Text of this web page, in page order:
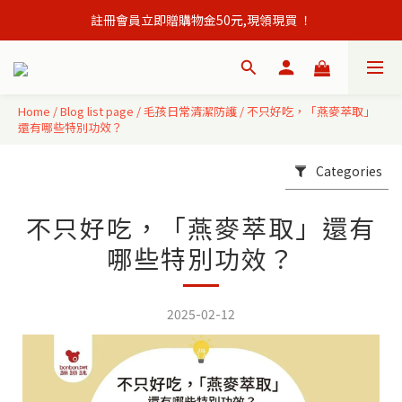
會員單筆訂單滿500元免運出貨！
註冊會員立即贈購物金50元,現領現買 ！
會員單筆訂單滿500元免運出貨！
Home /Blog list page /毛孩日常清潔防護 /不只好吃，「燕麥萃取」
還有哪些特別功效？
Categories
不只好吃，「燕麥萃取」還有
哪些特別功效？
2025-02-12